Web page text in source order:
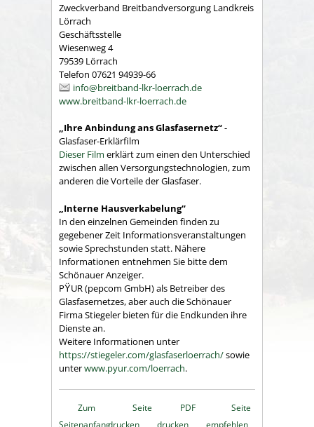
Zweckverband Breitbandversorgung Landkreis
Lörrach
Geschäftsstelle
Wiesenweg 4
79539 Lörrach
Telefon 07621 94939-66
info@breitband-lkr-loerrach.de
www.breitband-lkr-loerrach.de
„Ihre Anbindung ans Glasfasernetz“-
Glasfaser-Erklärfilm
Dieser Film erklärt zum einen den Unterschied
zwischen allen Versorgungstechnologien, zum
anderen die Vorteile der Glasfaser.
„Interne Hausverkabelung“
In den einzelnen Gemeinden finden zu
gegebener Zeit Informationsveranstaltungen
sowie Sprechstunden statt. Nähere
Informationen entnehmen Sie bitte dem
Schönauer Anzeiger.
PŸUR (pepcom GmbH) als Betreiber des
Glasfasernetzes, aber auch die Schönauer
Firma Stiegeler bieten für die Endkunden ihre
Dienste an.
Weitere Informationen unter
https://stiegeler.com/glasfaserloerrach/sowie
unterwww.pyur.com/loerrach.
Zum
Seitenanfang
Seite
drucken
PDF
drucken
Seite
empfehlen